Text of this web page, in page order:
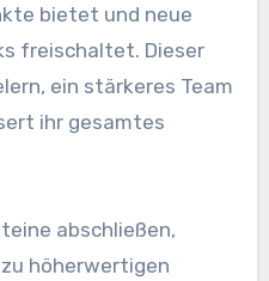
bietet und neue
freischaltet. Dieser
ein stärkeres Team
ihr gesamtes
abschließen,
höherwertigen